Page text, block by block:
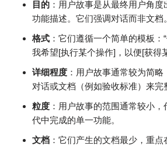
目的 ：用户故事是从最终用户角
功能描述。它们强调对话而非文档。
格式 ：它们遵循一个简单的模板：
我希望[执行某个操作]，以便[获得
详细程度 ：用户故事通常较为简
对话或文档（例如验收标准）来完
粒度 ：用户故事的范围通常较小
代中完成的单一功能。
文档 ：它们产生的文档最少，重点